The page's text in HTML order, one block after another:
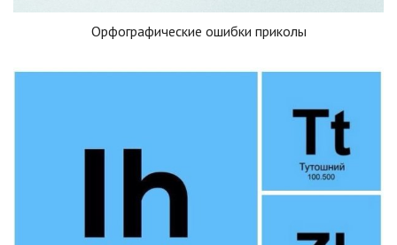
Орфографические ошибки приколы